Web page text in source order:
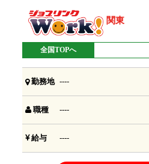
関東
全国TOPへ
勤務地 ----
職種 ----
給与 ----